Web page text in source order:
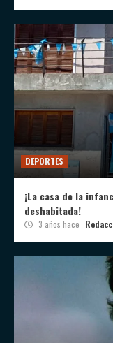
DEPORTES
¡La casa de la
deshabitada!
3 años hace